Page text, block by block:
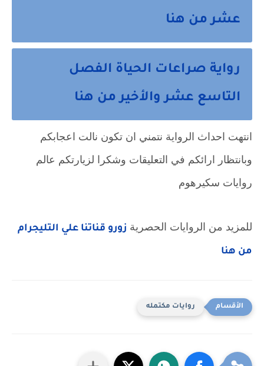
عشر من هنا
رواية صراعات الحياة الفصل
التاسع عشر والأخير من هنا
انتهت احداث الرواية نتمني ان تكون نالت اعجابكم
وبانتظار ارائكم في التعليقات وشكرا لزيارتكم عالم
روايات سكيرهوم
للمزيد من الروايات الحصرية
من هنا
روايات مكتمله